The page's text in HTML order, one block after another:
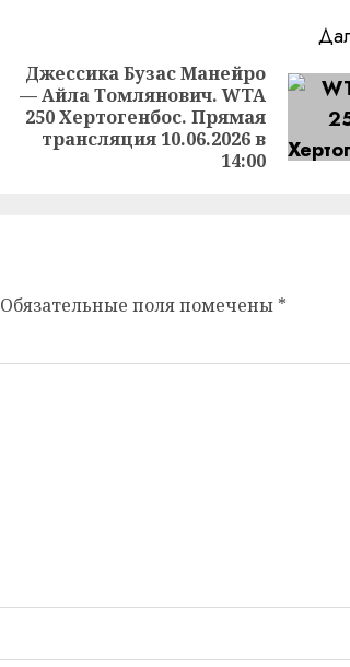
Предыдущая
запись:
Следующая
запись:
Джессика Бузас Манейро
— Айла Томлянович. WTA
250 Хертогенбос. Прямая
трансляция 10.06.2026 в
14:00
Обязательные поля помечены *